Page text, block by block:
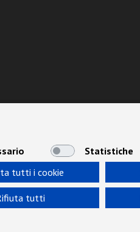
Statistiche
tutti i cookie
tutti